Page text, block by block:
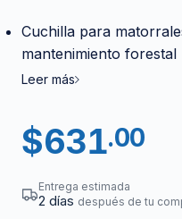
Cuchilla para
mantenimiento forestal
Leer más
$631.00
Entrega estimada
2 días después de tu